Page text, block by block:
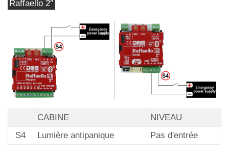
Raffaello 2″
CABINE
NIVEAU
S4
Lumière antipanique Pas d'entrée